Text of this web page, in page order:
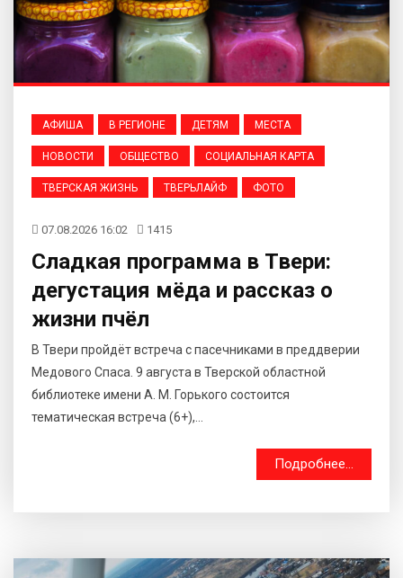
АФИША В РЕГИОНЕ ДЕТЯМ МЕСТА
НОВОСТИ ОБЩЕСТВО СОЦИАЛЬНАЯ КАРТА
ТВЕРСКАЯ ЖИЗНЬ ТВЕРЬЛАЙФ ФОТО
07.08.2026 16:02 1415
Сладкая программа в Твери:
дегустация мёда и рассказ о
жизни пчёл
В Твери пройдёт встреча с пасечниками в преддверии
Медового Спаса. 9 августа в Тверской областной
библиотеке имени А. М. Горького состоится
тематическая встреча (6+),...
Подробнее...